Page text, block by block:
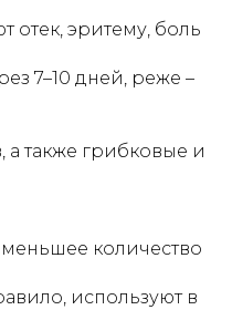
отек, эритему, боль
7–10 дней, реже –
а также грибковые и
количество
используют в